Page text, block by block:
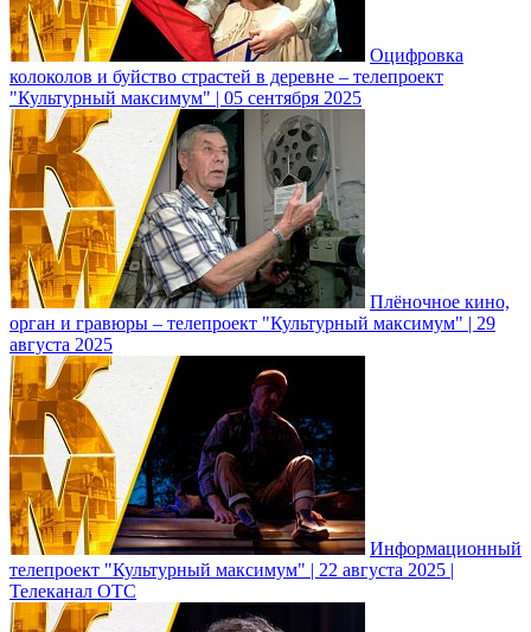
Оцифровка
колоколов и буйство страстей в деревне – телепроект
"Культурный максимум" | 05 сентября 2025
Плёночное кино,
орган и гравюры – телепроект "Культурный максимум" | 29
августа 2025
Информационный
телепроект "Культурный максимум" | 22 августа 2025 |
Телеканал ОТС